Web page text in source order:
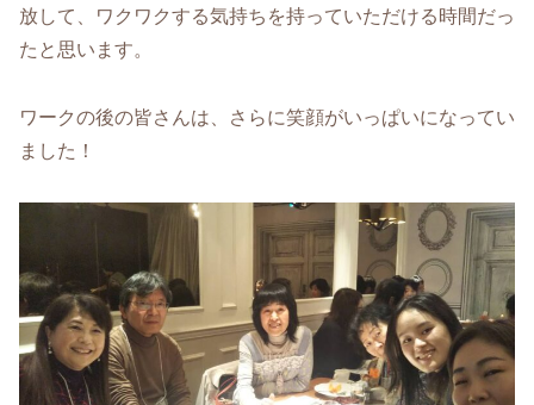
放して、ワクワクする気持ちを持っていただける時間だっ
たと思います。
ワークの後の皆さんは、さらに笑顔がいっぱいになってい
ました！